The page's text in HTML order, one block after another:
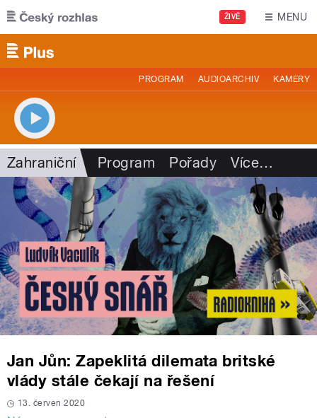
Přejít k hlavnímu obsahu
ŽIVĚ MENU
PROGRAM AUDIOARCHIV KAMERY
Zahraniční Program Pořady Více…
Jan Jůn: Zapeklitá dilemata britské
vlády stále čekají na řešení
13. červen 2020